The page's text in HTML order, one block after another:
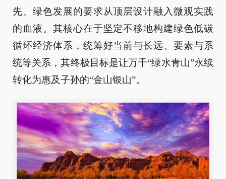
先、绿色发展的要求从顶层设计融入微观实践
的血液。其核心在于坚定不移地构建绿色低碳
循环经济体系，统筹好当前与长远、要素与系
统等关系，其终极目标是让万千“绿水青山”永续
转化为惠及子孙的“金山银山”。